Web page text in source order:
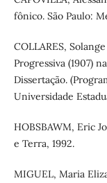
fônico. São Paulo:
COLLARES,
Progressiva (1907)
Dissertação.
Universidade
HOBSBAWM, Eric
e Terra, 1992.
MIGUEL, Maria